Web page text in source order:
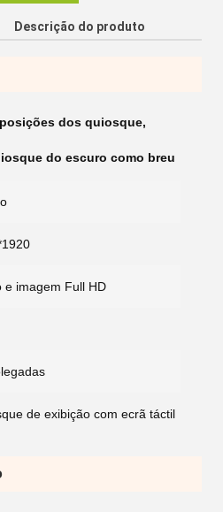
Descrição do produto
dos quiosque,
do escuro como breu
e imagem Full HD
de exibição com ecrã táctil